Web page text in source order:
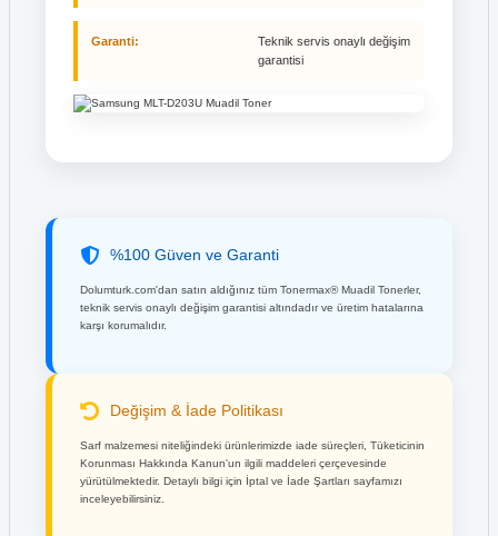
Garanti:
Teknik servis onaylı değişim
garantisi
%100 Güven ve Garanti
Dolumturk.com'dan satın aldığınız tüm Tonermax® Muadil Tonerler,
teknik servis onaylı değişim garantisi altındadır ve üretim hatalarına
karşı korumalıdır.
Değişim & İade Politikası
Sarf malzemesi niteliğindeki ürünlerimizde iade süreçleri, Tüketicinin
Korunması Hakkında Kanun'un ilgili maddeleri çerçevesinde
yürütülmektedir. Detaylı bilgi için İptal ve İade Şartları sayfamızı
inceleyebilirsiniz.